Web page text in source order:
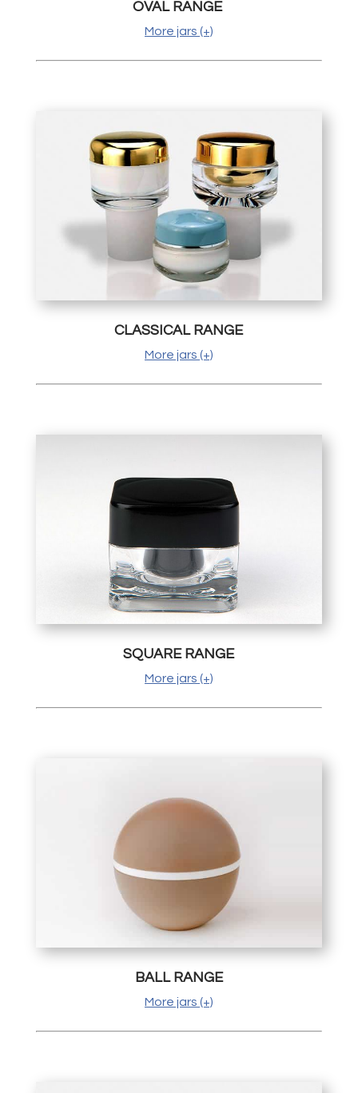
OVAL RANGE
More jars (+)
CLASSICAL RANGE
More jars (+)
SQUARE RANGE
More jars (+)
BALL RANGE
More jars (+)